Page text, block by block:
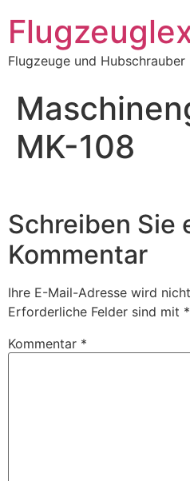
Inhalt
springen
Flugzeuge und Hubschrauber
MK-108
Schreiben Sie
Kommentar
Ihre E-Mail-Adresse wird
Erforderliche Felder sind mit *
Kommentar *